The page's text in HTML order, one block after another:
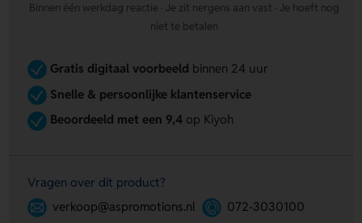
Binnen één werkdag reactie · Je zit nergens aan vast · Je hoeft nog
niet te betalen
Gratis digitaal voorbeeld binnen 24 uur
Snelle & persoonlijke klantenservice
Beoordeeld met een 9,4op Kiyoh
Vragen over dit product?
verkoop@aspromotions.nl
072-3030100